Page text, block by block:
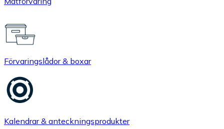
Förvaringslådor & boxar
Kalendrar & anteckningsprodukter